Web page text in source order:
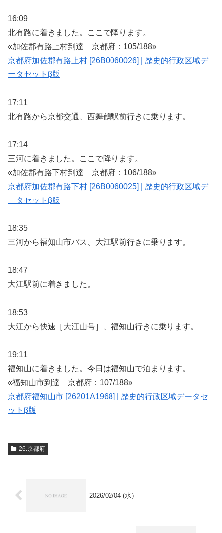
16:09
北有路に着きました。ここで降ります。
«加佐郡有路上村到達 京都府：105/188»
京都府加佐郡有路上村 [26B0060026] | 歴史的行政区域デ
ータセットβ版
17:11
北有路から京都交通、西舞鶴駅前行きに乗ります。
17:14
三河に着きました。ここで降ります。
«加佐郡有路下村到達 京都府：106/188»
京都府加佐郡有路下村 [26B0060025] | 歴史的行政区域デ
ータセットβ版
18:35
三河から福知山市バス、大江駅前行きに乗ります。
18:47
大江駅前に着きました。
18:53
大江から快速［大江山号］、福知山行きに乗ります。
19:11
福知山に着きました。今日は福知山で泊まります。
«福知山市到達 京都府：107/188»
京都府福知山市 [26201A1968] | 歴史的行政区域データセ
ットβ版
26.京都府
2026/02/04 (水）